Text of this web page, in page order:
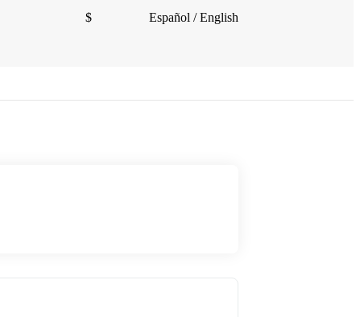
$ Español / English